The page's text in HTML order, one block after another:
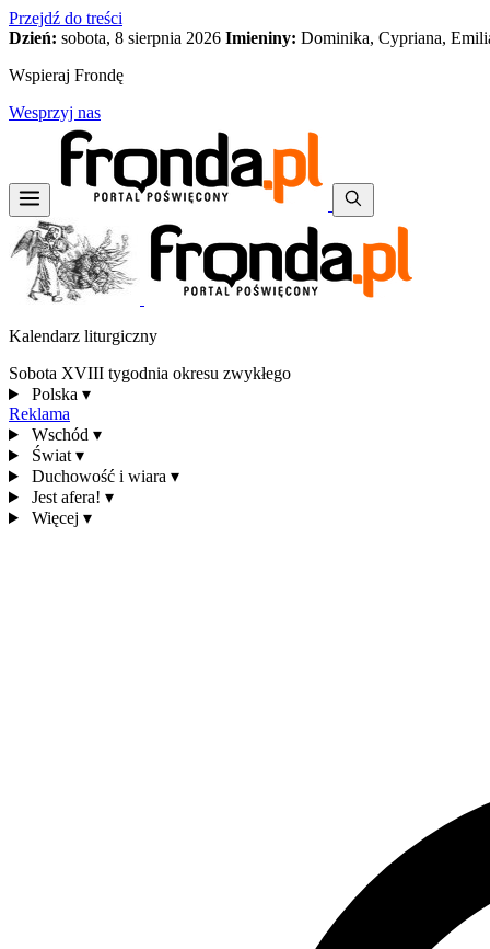
Przejdź do treści
Dzień: sobota, 8 sierpnia 2026 Imieniny: Dominika, Cypriana,
Wspieraj Frondę
Wesprzyj nas
Kalendarz liturgiczny
Sobota XVIII tygodnia okresu zwykłego
Polska ▾
Reklama
Wschód ▾
Świat ▾
Duchowość i wiara ▾
Jest afera! ▾
Więcej ▾